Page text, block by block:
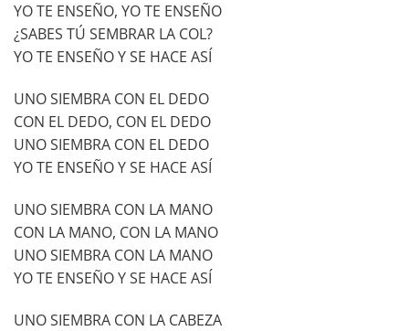
YO TE ENSEÑO, YO TE ENSEÑO
¿SABES TÚ SEMBRAR LA COL?
YO TE ENSEÑO Y SE HACE ASÍ
UNO SIEMBRA CON EL DEDO
CON EL DEDO, CON EL DEDO
UNO SIEMBRA CON EL DEDO
YO TE ENSEÑO Y SE HACE ASÍ
UNO SIEMBRA CON LA MANO
CON LA MANO, CON LA MANO
UNO SIEMBRA CON LA MANO
YO TE ENSEÑO Y SE HACE ASÍ
UNO SIEMBRA CON LA CABEZA